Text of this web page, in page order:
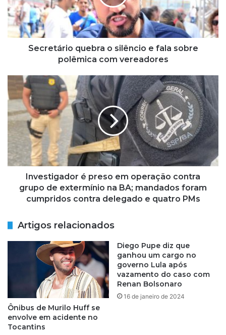
t
á
r
i
e
b
r
a
o
s
i
l
ê
f
r
e
p
Secretário quebra o silêncio e fala sobre
polêmica com vereadores
I
n
v
e
s
i
g
a
r
e
p
r
Investigador é preso em operação contra
grupo de extermínio na BA; mandados foram
cumpridos contra delegado e quatro PMs
Artigos relacionados
Ônibus de Murilo Huff se
envolve em acidente no
Tocantins
Diego Pupe diz que
ganhou um cargo no
governo Lula após
vazamento do caso com
Renan Bolsonaro
16 de janeiro de 2024